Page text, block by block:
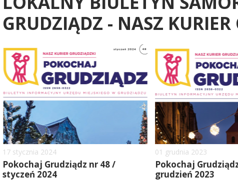
GRUDZIĄDZ - NASZ
image
Dodano
17 stycznia 2024
Pokochaj Grudziądz nr 48 /
styczeń 2024
Dodano
01 grudnia 2023
Pokochaj
grudzień 2023